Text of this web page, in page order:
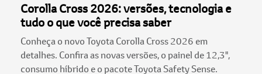
Corolla Cross 2026: versões, tecnologia e
tudo o que você precisa saber
Conheça o novo Toyota Corolla Cross 2026 em
detalhes. Confira as novas versões, o painel de 12,3",
consumo híbrido e o pacote Toyota Safety Sense.